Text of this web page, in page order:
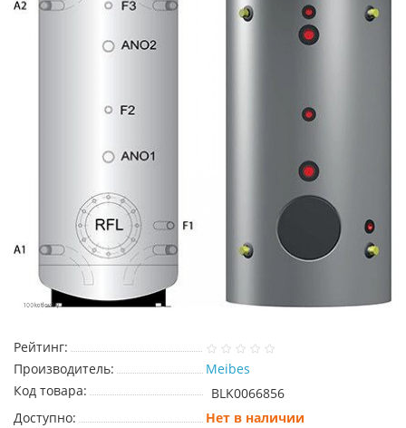
Рейтинг:
Производитель:
Meibes
Код товара:
BLK0066856
Доступно:
Нет в наличии